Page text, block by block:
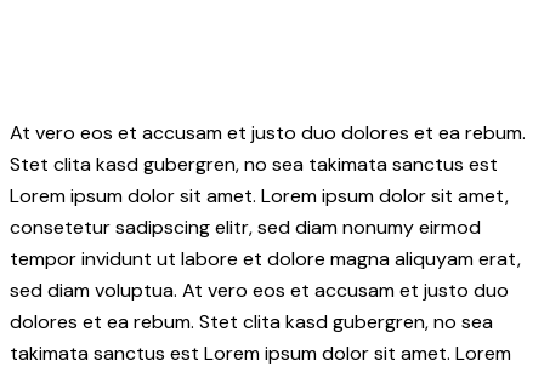
At vero eos et accusam et justo duo dolores et ea rebum.
Stet clita kasd gubergren, no sea takimata sanctus est
Lorem ipsum dolor sit amet. Lorem ipsum dolor sit amet,
consetetur sadipscing elitr, sed diam nonumy eirmod
tempor invidunt ut labore et dolore magna aliquyam erat,
sed diam voluptua. At vero eos et accusam et justo duo
dolores et ea rebum. Stet clita kasd gubergren, no sea
takimata sanctus est Lorem ipsum dolor sit amet. Lorem